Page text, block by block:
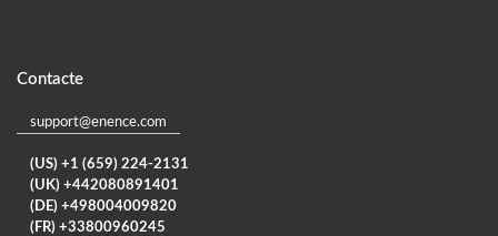
Contacte
support@enence.com
(US) +1 (659) 224-2131
(UK) +442080891401
(DE) +498004009820
(FR) +33800960245